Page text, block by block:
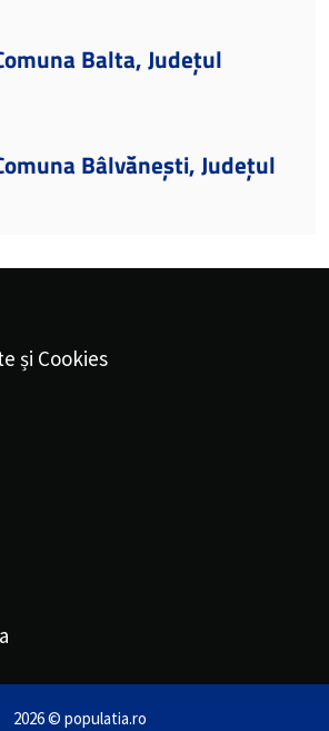
Balta, Județul
Bâlvănești, Județul
și Cookies
2026 © populatia.ro